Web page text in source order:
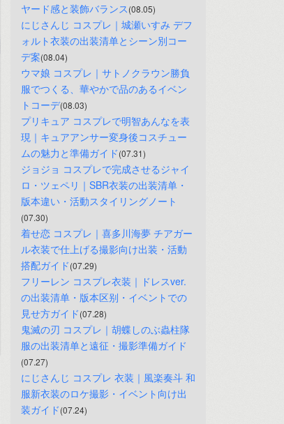
ヤード感と装飾バランス(08.05)
にじさんじ コスプレ｜城瀬いすみ デフ
ォルト衣装の出装清单とシーン別コー
デ案(08.04)
ウマ娘 コスプレ｜サトノクラウン勝負
服でつくる、華やかで品のあるイベン
トコーデ(08.03)
プリキュア コスプレで明智あんなを表
現｜キュアアンサー変身後コスチュー
ムの魅力と準備ガイド(07.31)
ジョジョ コスプレで完成させるジャイ
ロ・ツェペリ｜SBR衣装の出装清单・
版本違い・活動スタイリングノート
(07.30)
着せ恋 コスプレ｜喜多川海夢 チアガー
ル衣装で仕上げる撮影向け出装・活動
搭配ガイド(07.29)
フリーレン コスプレ衣装｜ドレスver.
の出装清单・版本区别・イベントでの
見せ方ガイド(07.28)
鬼滅の刃 コスプレ｜胡蝶しのぶ蟲柱隊
服の出装清单と遠征・撮影準備ガイド
(07.27)
にじさんじ コスプレ 衣装｜風楽奏斗 和
服新衣装のロケ撮影・イベント向け出
装ガイド(07.24)